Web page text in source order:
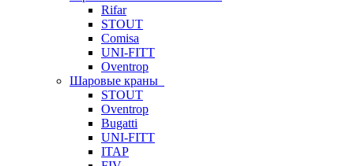
Rifar
STOUT
Comisa
UNI-FITT
Oventrop
Шаровые краны
STOUT
Oventrop
Bugatti
UNI-FITT
ITAP